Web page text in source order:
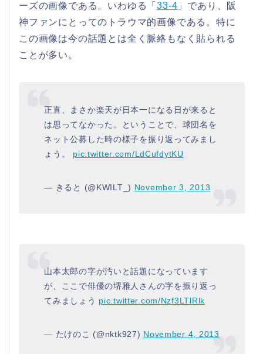
ーズの画像である。いわゆる「33-4 」であり、阪
神ファンにとってのトラウマ的画像である。特に
この画像は今の話題とは全く脈絡もなく貼られる
ことが多い。
正直、まさか楽天が日本一になる日が来ると
は思ってなかった。ということで、球団名を
ネット公募した時の様子を振り返ってみまし
ょう。 pic.twitter.com/LdCufdytKU
— きると (@KWILT_) November 3, 2013
山本太郎の字が汚いと話題になっています
が、ここで俳優の堺雅人さんの字を振り返っ
てみましょう pic.twitter.com/Nzf3LTlRlk
— たけのこ (@nktk927) November 4, 2013